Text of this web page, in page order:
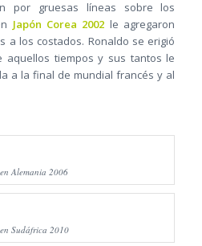
por gruesas líneas sobre los
Japón Corea 2002 le agregaron
a los costados. Ronaldo se erigió
aquellos tiempos y sus tantos le
a la final de mundial francés y al
Alemania 2006
Sudáfrica 2010